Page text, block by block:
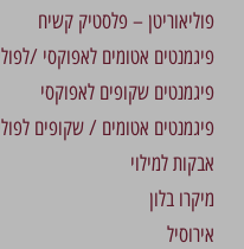
פוליאוריטן – פלסטיק קשיח
פיגמנטים אטומים לאפוקסי /
פיגמנטים שקופים לאפוקסי
פיגמנטים אטומים / שקופים
אבקות למילוי
מיקרו בלון
אירוסיל